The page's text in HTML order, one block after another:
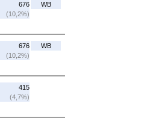
676
(10,2%)
WB
676
(10,2%)
WB
415
(4,7%)